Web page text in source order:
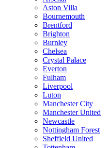
Aston Villa
Bournemouth
Brentford
Brighton
Burnley
Chelsea
Crystal Palace
Everton
Fulham
Liverpool
Luton
Manchester City
Manchester United
Newcastle
Nottingham Forest
Sheffield United